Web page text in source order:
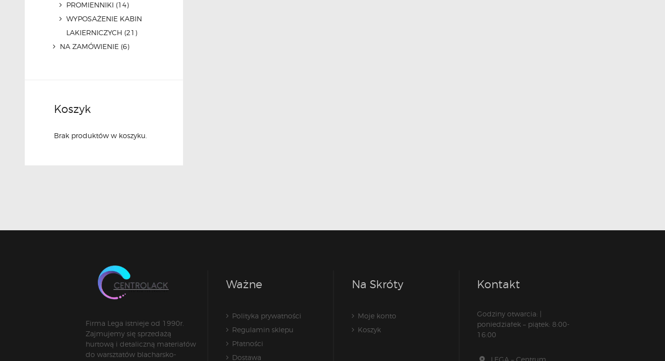
PROMIENNIKI (14)
WYPOSAŻENIE KABIN
LAKIERNICZYCH (21)
NA ZAMÓWIENIE (6)
Koszyk
Brak produktów w koszyku.
Firma Lega istnieje od 1990r.
Zajmujemy się sprzedażą
hurtową i detaliczną materiałów
do warsztatów blacharsko-
Ważne
Polityka prywatności
Regulamin sklepu
Płatności
Dostawa
Na Skróty
Moje konto
Koszyk
Kontakt
Godziny otwarcia: |
poniedziałek – piątek: 8:00-
16:00